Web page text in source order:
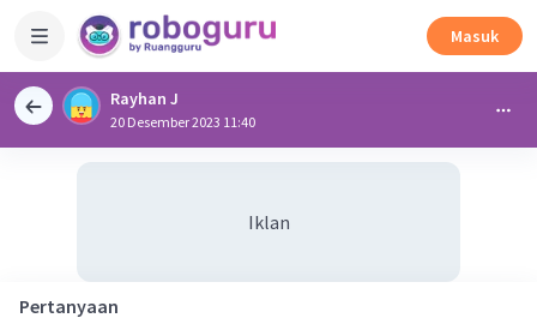
Masuk
Rayhan J
20 Desember 2023 11:40
Iklan
Pertanyaan